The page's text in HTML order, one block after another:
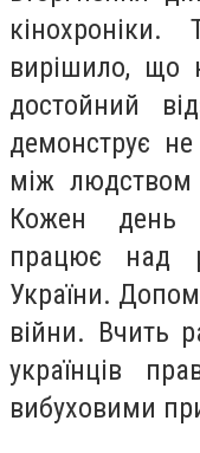
вирішило, що
достойний
демонструє
між
Кожен день
працює над
України.
війни. Вчить
українців
вибуховими